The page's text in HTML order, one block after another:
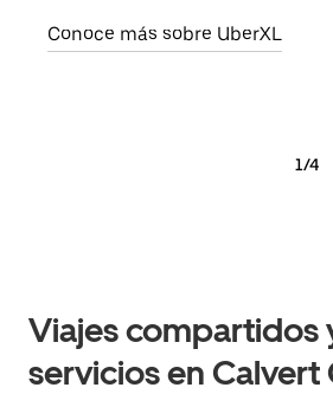
Conoce más sobre UberXL
1/4
Viajes compartidos
servicios en Calvert